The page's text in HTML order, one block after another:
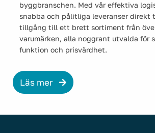
byggbranschen. Med vår effektiva
snabba och pålitliga leveranser direkt
tillgång till ett brett sortiment från
varumärken, alla noggrant utvalda för
funktion och prisvärdhet.
Läs mer